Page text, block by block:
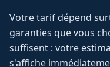
Votre tarif dépend
garanties que vous
suffisent : votre
s'affiche